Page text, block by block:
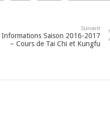
Suivant
Informations Saison 2016-2017
– Cours de Tai Chi et Kungfu